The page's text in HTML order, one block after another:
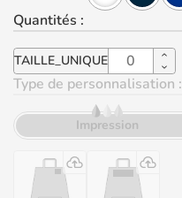
Quantités :
TAILLE_UNIQUE
Type de personnalisation :
Impression